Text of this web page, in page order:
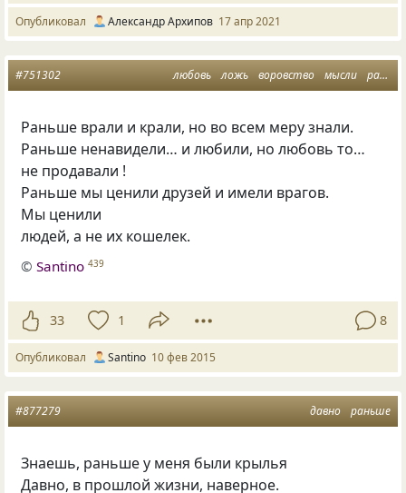
Опубликовал Александр Архипов 17 апр 2021
любовь ложь воровство мысли раньше
#751302
Раньше врали и крали, но во всем меру знали.
Раньше ненавидели… и любили, но любовь то…
не продавали !
Раньше мы ценили друзей и имели врагов.
Мы ценили
людей, а не их кошелек.
©Santino 439
33 1 8
Опубликовал Santino 10 фев 2015
давно раньше
#877279
Знаешь, раньше у меня были крылья
Давно, в прошлой жизни, наверное.